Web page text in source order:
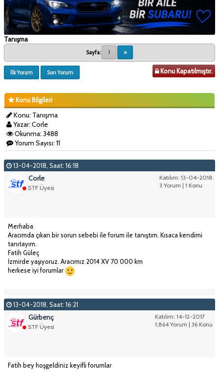
Tanışma
Sayfa: 1 »
İlk Yorum Son Yorum Konu Kapatılmıştır.
Konu Bilgileri
Konu: Tanışma
Yazar: Corle
Okunma: 3488
Yorum Sayısı: 11
13-04-2018, Saat: 16:18
Katılım: 13-04-2018
3 Yorum | 1 Konu
Corle
STF Üyesi
Merhaba
Aracımda çıkan bir sorun sebebi ile forum ile tanıştım. Kısaca kendimi
tanıtayım.
Fatih Güleç
İzmirde yaşıyoruz. Aracımız 2014 XV 70 000 km
herkese iyi forumlar
13-04-2018, Saat: 16:21
Katılım: 14-12-2017
1,864 Yorum | 36 Konu
Gürbenç
STF Üyesi
Fatih bey hoşgeldiniz keyifli forumlar